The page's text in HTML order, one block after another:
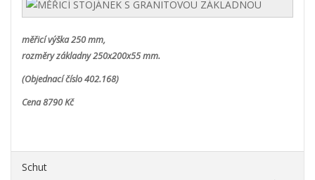
měřicí výška 250 mm,
rozměry základny 250x200x55 mm.
(Objednací číslo 402.168)
Cena 8790 Kč
Schut